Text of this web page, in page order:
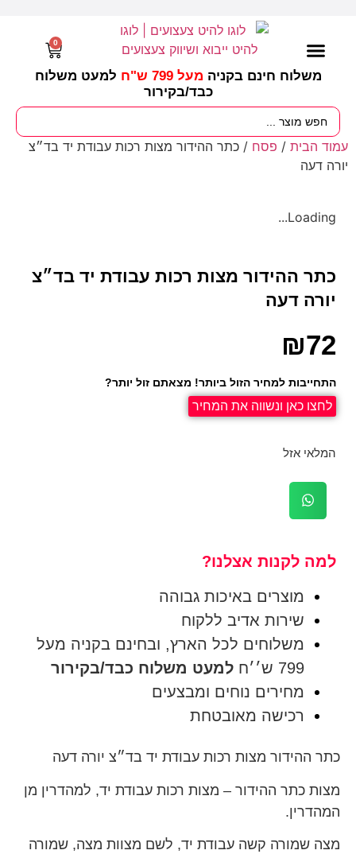
משלוח חינם בקניה מעל 799 ש"ח
למעט משלוח
כבד/בקירור
0
עמוד הבית / פסח / כתר ההידור מצות רכות עבודת יד בד״צ
יורה דעה
Loading...
כתר ההידור מצות רכות עבודת יד בד״צ
יורה דעה
₪72
התחייבות למחיר הזול ביותר! מצאתם זול יותר?
לחצו כאן ונשווה את המחיר
המלאי אזל
למה לקנות אצלנו?
מוצרים באיכות גבוהה
שירות אדיב ללקוח
משלוחים לכל הארץ, ובחינם בקניה מעל
799 ש׳׳ח
למעט משלוח כבד/בקירור
מחירים נוחים ומבצעים
רכישה מאובטחת
כתר ההידור מצות רכות עבודת יד בד״צ יורה דעה
מצות כתר ההידור – מצות רכות עבודת יד, למהדרין מן
המהדרין.
מצה שמורה קשה עבודת יד, לשם מצוות מצה, שמורה